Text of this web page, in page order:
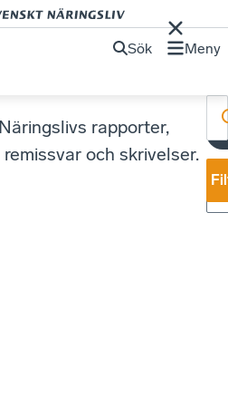
Sök Meny
rapporter,
och skrivelser.